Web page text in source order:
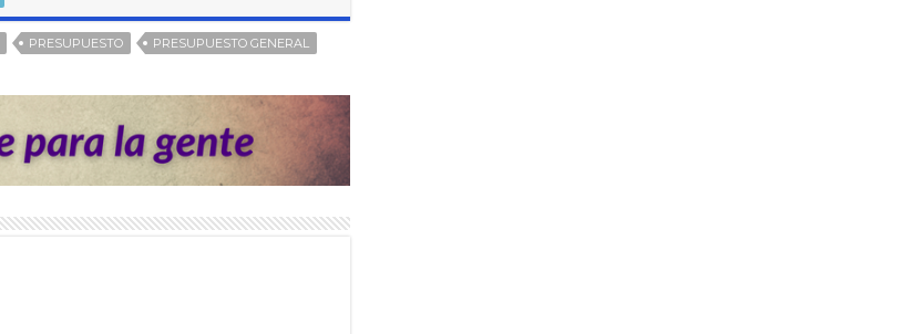
PRESUPUESTO PRESUPUESTO GENERAL